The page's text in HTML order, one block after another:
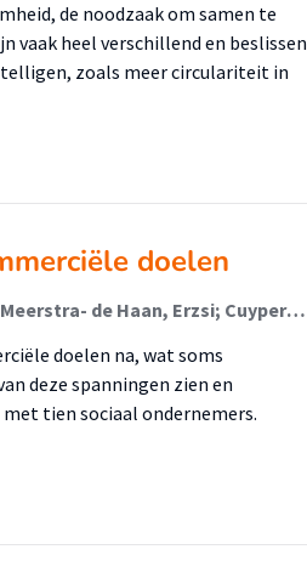
de noodzaak om samen te
vaak heel verschillend en beslissen
zoals meer circulariteit in
doelen
Drupsteen - Sint, Linda (Lectoraat Ondernemerschap); Meerstra- de Haan, Erzsi; Cuypers, Claudia (Lectoraat Ondernemerschap)
doelen na, wat soms
deze spanningen zien en
tien sociaal ondernemers.